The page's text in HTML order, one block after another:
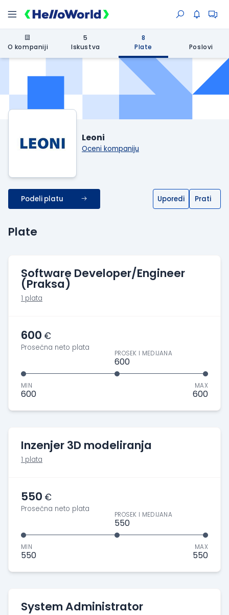
O kompaniji
5
Iskustva
8
Plate
Poslovi
Leoni
Oceni kompaniju
Podeli platu Uporedi Prati
Plate
Software Developer/Engineer
(Praksa)
1 plata
600 €
Prosečna neto plata
MIN
600
PROSEK I MEDIJANA
600
MAX
600
Inzenjer 3D modeliranja
1 plata
550 €
Prosečna neto plata
MIN
550
PROSEK I MEDIJANA
550
MAX
550
System Administrator